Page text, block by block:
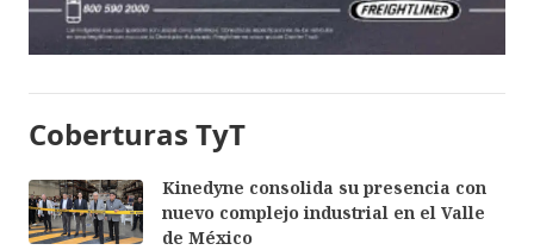
Coberturas TyT
Kinedyne consolida su presencia con
nuevo complejo industrial en el Valle
de México